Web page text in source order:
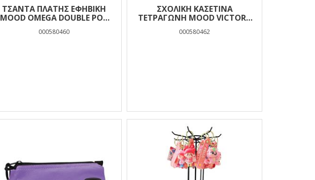
ΤΣΆΝΤΑ ΠΛΆΤΗΣ ΕΦΗΒΙΚΉ
MOOD OMEGA DOUBLE ΡΟΖ
000580460
ΣΧΟΛΙΚΉ ΚΑΣΕΤΊΝΑ
ΤΕΤΡΆΓΩΝΗ MOOD VICTORY
000580462